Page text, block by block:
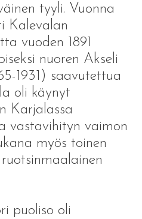
tyyli. Vuonna
Kalevalan
vuoden 1891
nuoren Akseli
1931) saavutettua
oli käynyt
Karjalassa
vastavihityn vaimon
myös toinen
puoliso oli